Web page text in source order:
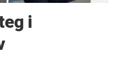
i